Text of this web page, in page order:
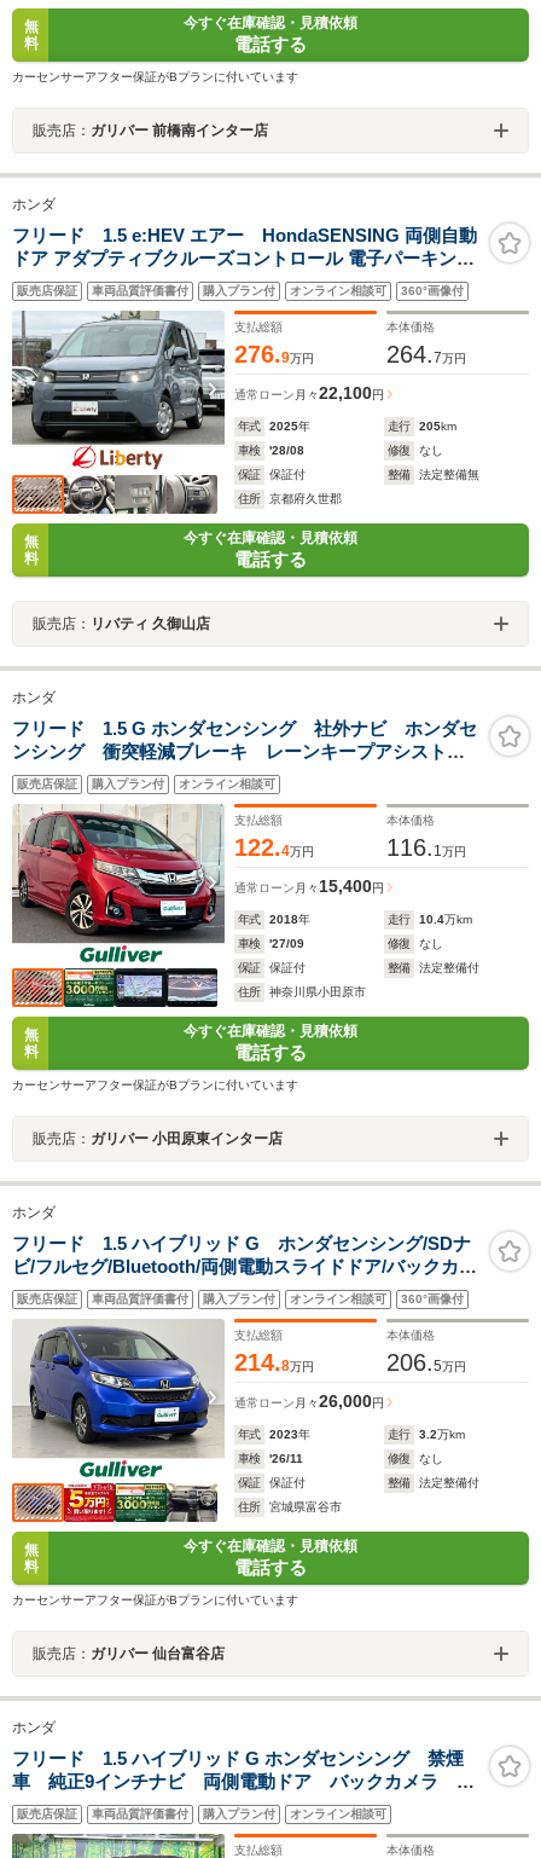
無
料
今すぐ在庫確認・見積依頼
電話する
カーセンサーアフター保証がBプランに付いています
販売店： ガリバー 前橋南インター店
ホンダ
フリード 1.5 e:HEV エアー HondaSENSING 両側自動
ドア アダプティブクルーズコントロール 電子パーキング
LEDヘッドライト スマートキー プッシュスタート 障害物
センサー オートエアコン
販売店保証 車両品質評価書付 購入プラン付 オンライン相談可 360°画像付
支払総額
276.9万円
本体価格
264.7万円
通常ローン 月々22,100円
年式 2025年 走行 205km
車検
'28/08 修復
なし
保証
保証付 整備
法定整備無
住所
京都府久世郡
無
料
今すぐ在庫確認・見積依頼
電話する
販売店： リバティ 久御山店
ホンダ
フリード 1.5 G ホンダセンシング 社外ナビ ホンダセ
ンシング 衝突軽減ブレーキ レーンキープアシスト
レーダークルーズコントロール 両側電動スライドド
ア 前後ドラレコ バックカメラ ETC スマーキー
CD DVD BT フルセグ
販売店保証 購入プラン付 オンライン相談可
支払総額
122.4万円
本体価格
116. 1万円
通常ローン 月々 15,400円
年式 2018年 走行 10.4万km
車検
'27/09 修復
なし
保証
保証付 整備
法定整備付
住所
神奈川県小田原市
無
料
今すぐ在庫確認・見積依頼
電話する
カーセンサーアフター保証がBプランに付いています
販売店： ガリバー 小田原東インター店
ホンダ
フリード 1.5 ハイブリッド G ホンダセンシング/SDナ
ビ/フルセグ/Bluetooth/両側電動スライドドア/バックカメ
ラ/ETC/前席シートヒーター/ドライブレコーダー/衝突被
害軽減ブレーキ/車線逸脱防止/追従式クルーズコントロー
ル/LEDライト/禁煙車
販売店保証 車両品質評価書付 購入プラン付 オンライン相談可 360°画像付
支払総額
214.8万円
本体価格
206.5万円
通常ローン 月々26,000円
年式 2023年 走行 3.2万km
車検
'26/11 修復
なし
保証
保証付 整備
法定整備付
住所
宮城県富谷市
無
料
今すぐ在庫確認・見積依頼
電話する
カーセンサーアフター保証がBプランに付いています
販売店： ガリバー 仙台富谷店
ホンダ
フリード 1.5 ハイブリッド G ホンダセンシング 禁煙
車 純正9インチナビ 両側電動ドア バックカメラ 衝
突被害軽減システム ハーフレザーシート コーナー
センサー スマートキー LEDヘッド ビルトイン
ETC 純正15インチアルミ オートライト
販売店保証 車両品質評価書付 購入プラン付 オンライン相談可
支払総額 本体価格